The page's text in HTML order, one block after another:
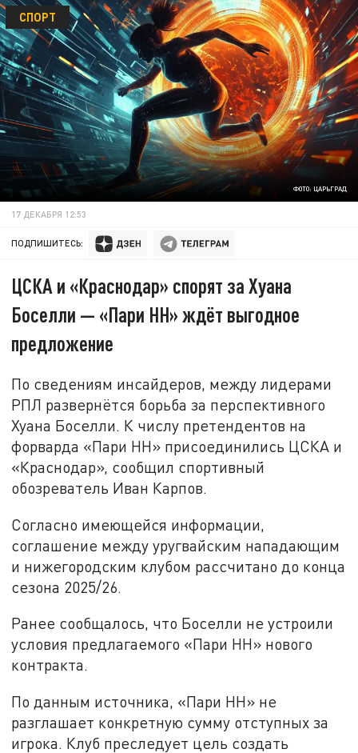
ФОТО: ЦАРЬГРАД
СПОРТ
17 ДЕКАБРЯ 12:53
ПОДПИШИТЕСЬ:
ЦСКА и «Краснодар» спорят за Хуана
Боселли — «Пари НН» ждёт выгодное
предложение
По сведениям инсайдеров, между лидерами
РПЛ развернётся борьба за перспективного
Хуана Боселли. К числу претендентов на
форварда «Пари НН» присоединились ЦСКА и
«Краснодар», сообщил спортивный
обозреватель Иван Карпов.
Согласно имеющейся информации,
соглашение между уругвайским нападающим
и нижегородским клубом рассчитано до конца
сезона 2025/26.
Ранее сообщалось, что Боселли не устроили
условия предлагаемого «Пари НН» нового
контракта.
По данным источника, «Пари НН» не
разглашает конкретную сумму отступных за
игрока. Клуб преследует цель создать